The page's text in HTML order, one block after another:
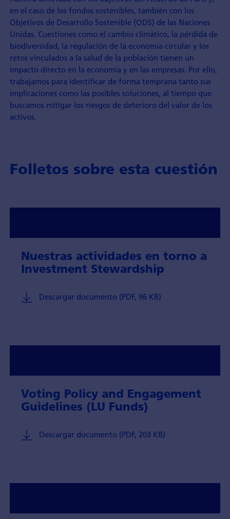
en el caso de los fondos sostenibles, también con los
Objetivos de Desarrollo Sostenible (ODS) de las Naciones
Unidas. Cuestiones como el cambio climático, la pérdida de
biodiversidad, la regulación de la economía circular y los
retos vinculados a la salud de la población tienen un
impacto directo en la economía y en las empresas. Por ello,
trabajamos para identificar de forma temprana tanto sus
implicaciones como las posibles soluciones, al tiempo que
buscamos mitigar los riesgos de deterioro del valor de los
activos.
Folletos sobre esta cuestión
Nuestras actividades en torno a
Investment Stewardship
Descargar documento (PDF, 96 KB)
Voting Policy and Engagement
Guidelines (LU Funds)
Descargar documento (PDF, 203 KB)